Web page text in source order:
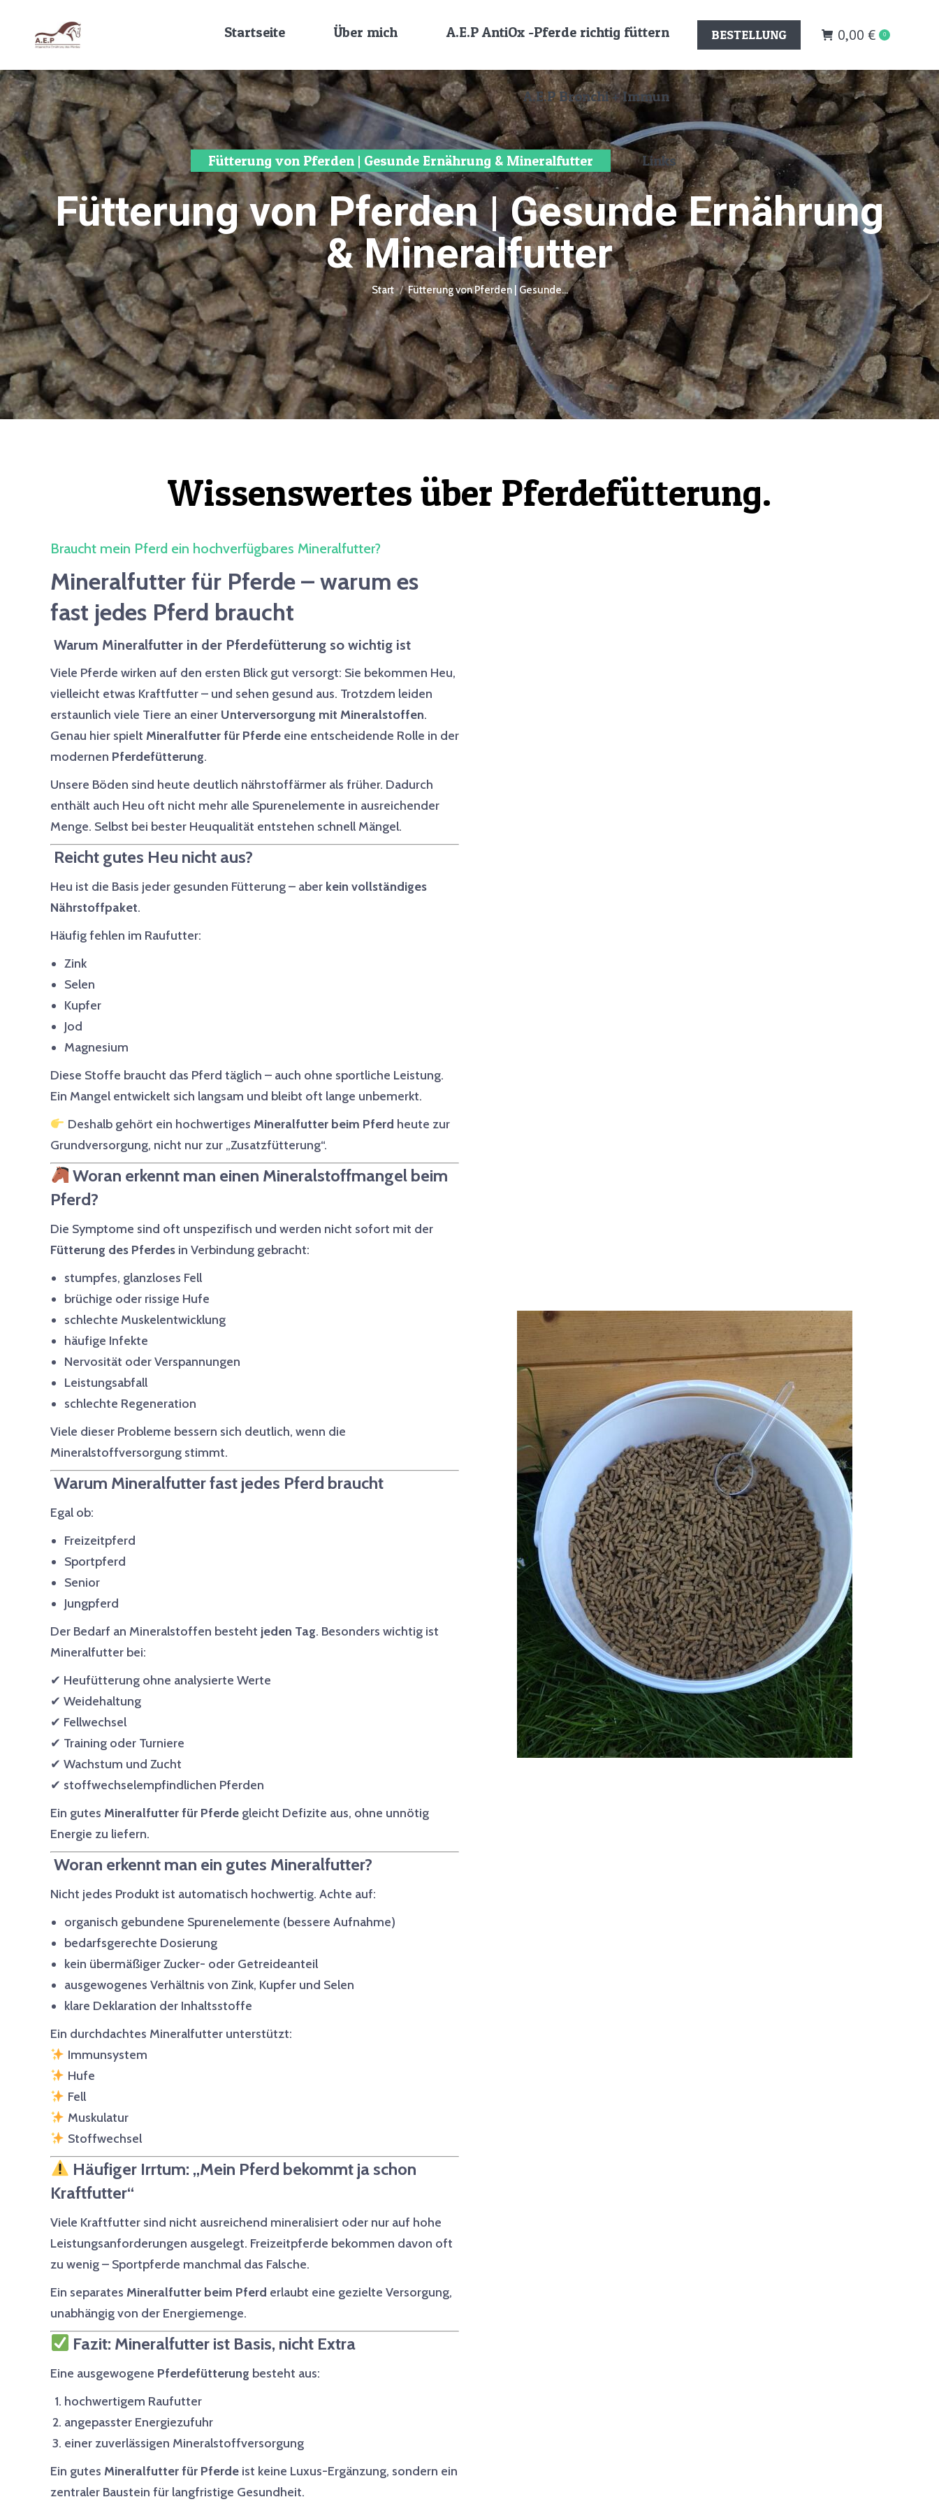
Startseite Über mich A.E.P AntiOx -Pferde richtig füttern
A.E.P Bronchi + Immun
Fütterung von Pferden | Gesunde Ernährung & Mineralfutter Links
BESTELLUNG 0,00 € 0
Fütterung von Pferden | Gesunde Ernährung
& Mineralfutter
Sie befinden sich hier:
Start Fütterung von Pferden | Gesunde…
Wissenswertes über Pferdefütterung.
Braucht mein Pferd ein hochverfügbares Mineralfutter?
Mineralfutter für Pferde – warum es
fast jedes Pferd braucht
Warum Mineralfutter in der Pferdefütterung so wichtig ist
Viele Pferde wirken auf den ersten Blick gut versorgt: Sie bekommen Heu,
vielleicht etwas Kraftfutter – und sehen gesund aus. Trotzdem leiden
erstaunlich viele Tiere an einer Unterversorgung mit Mineralstoffen.
Genau hier spielt Mineralfutter für Pferde eine entscheidende Rolle in der
modernen Pferdefütterung.
Unsere Böden sind heute deutlich nährstoffärmer als früher. Dadurch
enthält auch Heu oft nicht mehr alle Spurenelemente in ausreichender
Menge. Selbst bei bester Heuqualität entstehen schnell Mängel.
Reicht gutes Heu nicht aus?
Heu ist die Basis jeder gesunden Fütterung – aber kein vollständiges
Nährstoffpaket.
Häufig fehlen im Raufutter:
Zink
Selen
Kupfer
Jod
Magnesium
Diese Stoffe braucht das Pferd täglich – auch ohne sportliche Leistung.
Ein Mangel entwickelt sich langsam und bleibt oft lange unbemerkt.
Deshalb gehört ein hochwertiges Mineralfutter beim Pferd heute zur
Grundversorgung, nicht nur zur „Zusatzfütterung“.
Woran erkennt man einen Mineralstoffmangel beim
Pferd?
Die Symptome sind oft unspezifisch und werden nicht sofort mit der
Fütterung des Pferdes in Verbindung gebracht:
stumpfes, glanzloses Fell
brüchige oder rissige Hufe
schlechte Muskelentwicklung
häufige Infekte
Nervosität oder Verspannungen
Leistungsabfall
schlechte Regeneration
Viele dieser Probleme bessern sich deutlich, wenn die
Mineralstoffversorgung stimmt.
Warum Mineralfutter fast jedes Pferd braucht
Egal ob:
Freizeitpferd
Sportpferd
Senior
Jungpferd
Der Bedarf an Mineralstoffen besteht jeden Tag. Besonders wichtig ist
Mineralfutter bei:
✔ Heufütterung ohne analysierte Werte
✔ Weidehaltung
✔ Fellwechsel
✔ Training oder Turniere
✔ Wachstum und Zucht
✔ stoffwechselempfindlichen Pferden
Ein gutes Mineralfutter für Pferde gleicht Defizite aus, ohne unnötig
Energie zu liefern.
Woran erkennt man ein gutes Mineralfutter?
Nicht jedes Produkt ist automatisch hochwertig. Achte auf:
organisch gebundene Spurenelemente (bessere Aufnahme)
bedarfsgerechte Dosierung
kein übermäßiger Zucker- oder Getreideanteil
ausgewogenes Verhältnis von Zink, Kupfer und Selen
klare Deklaration der Inhaltsstoffe
Ein durchdachtes Mineralfutter unterstützt:
Immunsystem
Hufe
Fell
Muskulatur
Stoffwechsel
Häufiger Irrtum: „Mein Pferd bekommt ja schon
Kraftfutter“
Viele Kraftfutter sind nicht ausreichend mineralisiert oder nur auf hohe
Leistungsanforderungen ausgelegt. Freizeitpferde bekommen davon oft
zu wenig – Sportpferde manchmal das Falsche.
Ein separates Mineralfutter beim Pferd erlaubt eine gezielte Versorgung,
unabhängig von der Energiemenge.
Fazit: Mineralfutter ist Basis, nicht Extra
Eine ausgewogene Pferdefütterung besteht aus:
hochwertigem Raufutter
angepasster Energiezufuhr
einer zuverlässigen Mineralstoffversorgung
Ein gutes Mineralfutter für Pferde ist keine Luxus-Ergänzung, sondern ein
zentraler Baustein für langfristige Gesundheit.